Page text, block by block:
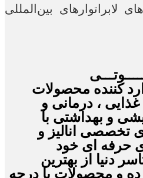
همواره از اهم اولویت‌‎های لابراتوارهای بین‌المللی
کننده محصولات
، درمانی و
و بهداشتی با
تخصصی انالیز و
حرفه ای خود
دنیا از بهترین
و محصولات با درجه